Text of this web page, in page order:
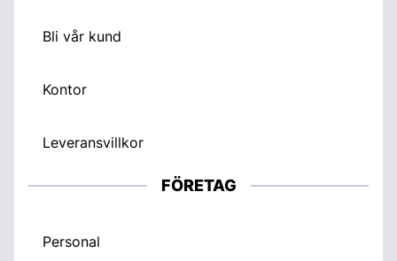
Bli vår kund
Kontor
Leveransvillkor
FÖRETAG
Personal